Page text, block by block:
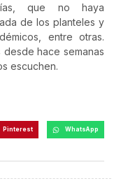
que no haya
de los planteles y
entre otras.
hace semanas
escuchen.
Pinterest WhatsApp